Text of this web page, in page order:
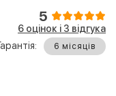
5
6 оцінок і 3 відгукa
6 місяців